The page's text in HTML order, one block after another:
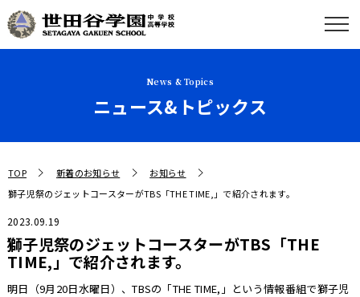
News & Topics
ニュース&トピックス
TOP 新着のお知らせ
お知らせ
獅子児祭のジェットコースターがTBS「THE TIME,」で紹介されます。
2023.09.19
獅子児祭のジェットコースターがTBS「THE
TIME,」で紹介されます。
明日（9月20日水曜日）、TBSの「THE TIME,」という情報番組で獅子児